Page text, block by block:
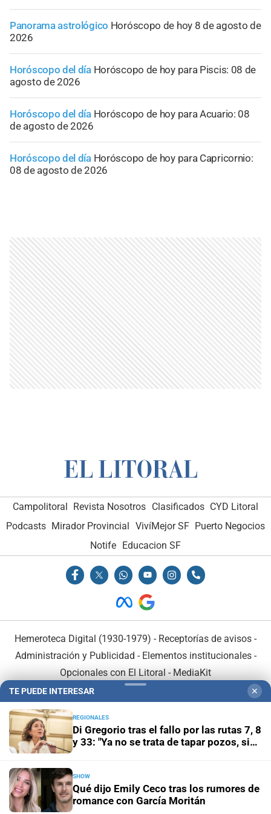
Panorama astrológico Horóscopo de hoy 8 de agosto de
2026
Horóscopo del día Horóscopo de hoy para Piscis: 08 de
agosto de 2026
Horóscopo del día Horóscopo de hoy para Acuario: 08
de agosto de 2026
Horóscopo del día Horóscopo de hoy para Capricornio:
08 de agosto de 2026
Campolitoral Revista Nosotros Clasificados CYD Litoral
Podcasts Mirador Provincial VivíMejor SF Puerto Negocios
Notife
Educacion SF
Hemeroteca Digital (1930-1979) - Receptorías de avisos -
Administración y Publicidad - Elementos institucionales-
Opcionales con El Litoral - MediaKit
En Asociación con:
TE PUEDE INTERESAR ✕
REGIONALES
Di Gregorio tras el fallo por las rutas 7, 8
y 33: "Ya no se trata de tapar pozos, sino
SHOW
Qué dijo Emily Ceco tras los rumores de
romance con García Moritán